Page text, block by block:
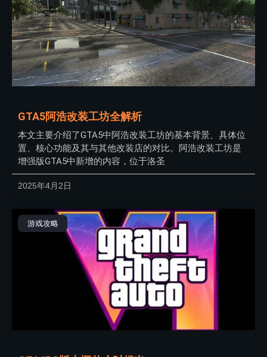
GTA5阿浩改装工坊全解析
本文主要介绍了GTA5中阿浩改装工坊的基本背景、具体位
置、核心功能及其与其他改装店的对比。阿浩改装工坊是
增强版GTA5中新增的内容，位于洛圣
2025年4月2日
游戏攻略